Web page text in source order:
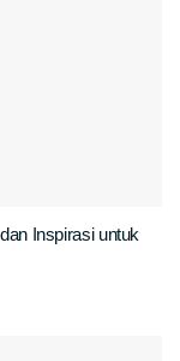
Inspirasi untuk